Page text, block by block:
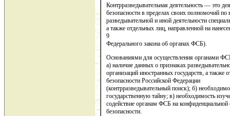
Контрразведывательная деятельность — это
безопасности в пределах своих полномочий
разведывательной и иной деятельности
а также отдельных лиц, направленной на
9
Федерального закона об органах ФСБ).
Основаниями для осуществления органами
а) наличие данных о признаках
организаций иностранных государств, а также
безопасности Российской Федерации
(контрразведывательный поиск); б)
государственную тайну; в) необходимость
содействие органам ФСБ на конфиденциальной
безопасности.